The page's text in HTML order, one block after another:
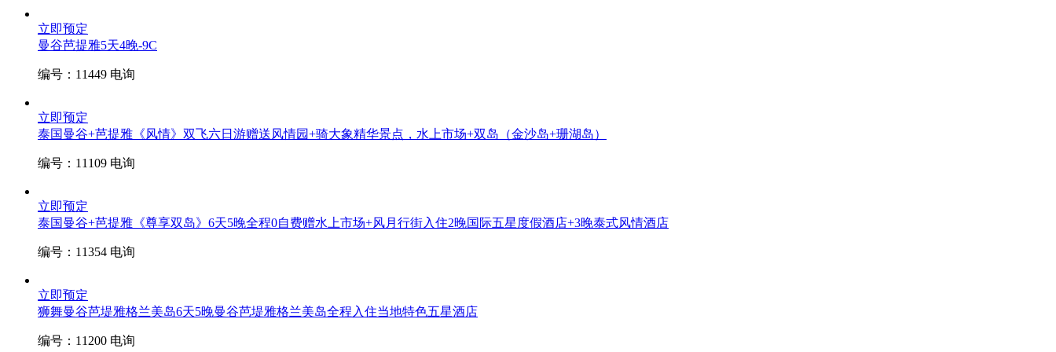
立即预定
曼谷芭提雅5天4晚-9C
编号：11449 电询
立即预定
泰国曼谷+芭提雅《风情》双飞六日游赠送风情园+骑大象精华景点，水上市场+双岛（金沙岛+珊湖岛）
编号：11109 电询
立即预定
泰国曼谷+芭提雅《尊享双岛》6天5晚全程0自费赠水上市场+风月行街入住2晚国际五星度假酒店+3晚泰式风情酒店
编号：11354 电询
立即预定
狮舞曼谷芭堤雅格兰美岛6天5晚曼谷芭堤雅格兰美岛全程入住当地特色五星酒店
编号：11200 电询